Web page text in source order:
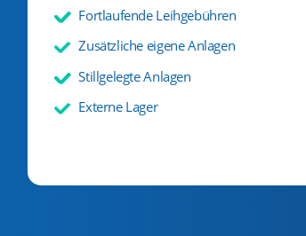
Fortlaufende Leihgebühren
Zusätzliche eigene Anlagen
Stillgelegte Anlagen
Externe Lager